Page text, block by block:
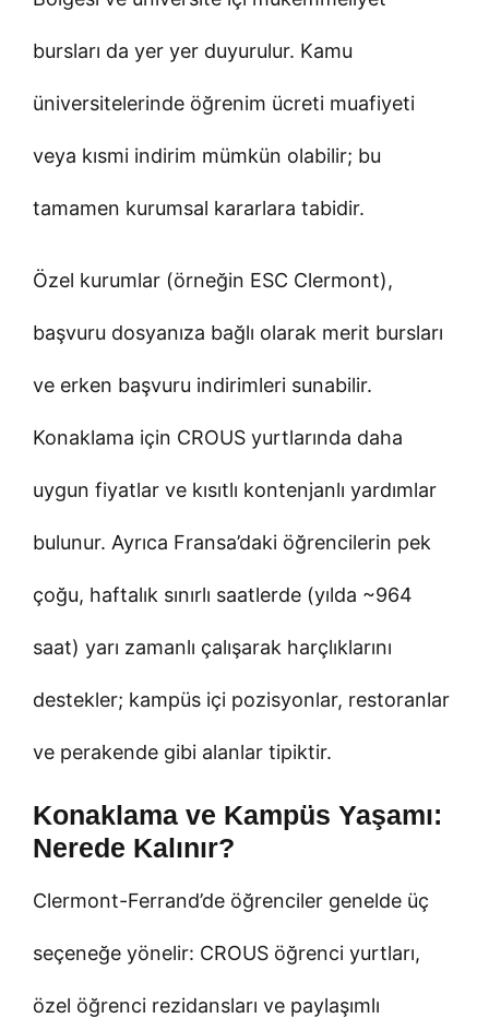
bursları da yer yer duyurulur. Kamu
üniversitelerinde öğrenim ücreti muafiyeti
veya kısmi indirim mümkün olabilir; bu
tamamen kurumsal kararlara tabidir.
Özel kurumlar (örneğin ESC Clermont),
başvuru dosyanıza bağlı olarak merit bursları
ve erken başvuru indirimleri sunabilir.
Konaklama için CROUS yurtlarında daha
uygun fiyatlar ve kısıtlı kontenjanlı yardımlar
bulunur. Ayrıca Fransa’daki öğrencilerin pek
çoğu, haftalık sınırlı saatlerde (yılda ~964
saat) yarı zamanlı çalışarak harçlıklarını
destekler; kampüs içi pozisyonlar, restoranlar
ve perakende gibi alanlar tipiktir.
Konaklama ve Kampüs Yaşamı:
Nerede Kalınır?
Clermont-Ferrand’de öğrenciler genelde üç
seçeneğe yönelir: CROUS öğrenci yurtları,
özel öğrenci rezidansları ve paylaşımlı